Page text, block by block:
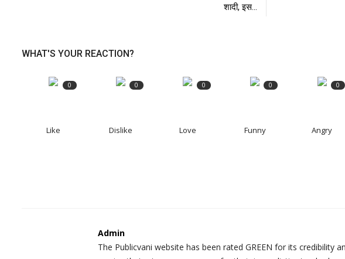
शादी, इस...
WHAT'S YOUR REACTION?
0
Like
0
Dislike
0
Love
0
Funny
0
Angry
Admin
The Publicvani website has been rated GREEN for its credibility